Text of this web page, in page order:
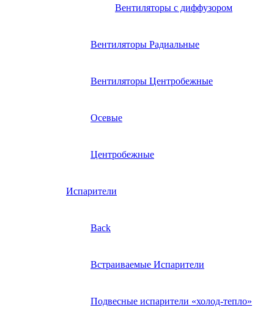
Вентиляторы с диффузором
Вентиляторы Радиальные
Вентиляторы Центробежные
Осевые
Центробежные
Испарители
Back
Встраиваемые Испарители
Подвесные испарители «холод-тепло»